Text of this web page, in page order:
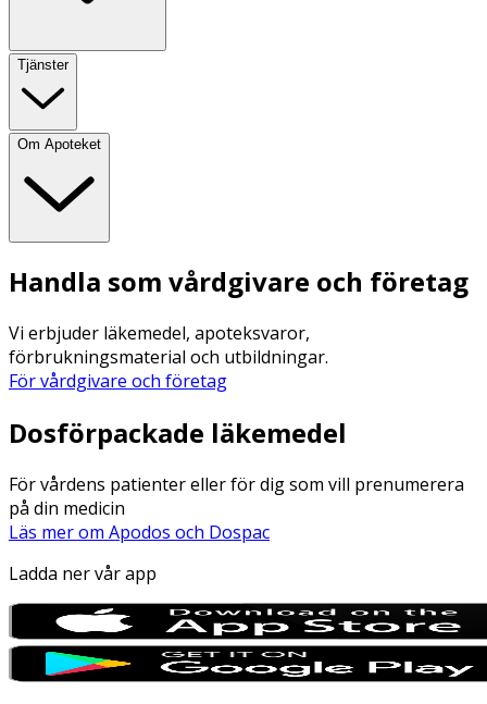
Tjänster
Om Apoteket
Handla som vårdgivare och företag
Vi erbjuder läkemedel, apoteksvaror,
förbrukningsmaterial och utbildningar.
För vårdgivare och företag
Dosförpackade läkemedel
För vårdens patienter eller för dig som vill prenumerera
på din medicin
Läs mer om Apodos och Dospac
Ladda ner vår app